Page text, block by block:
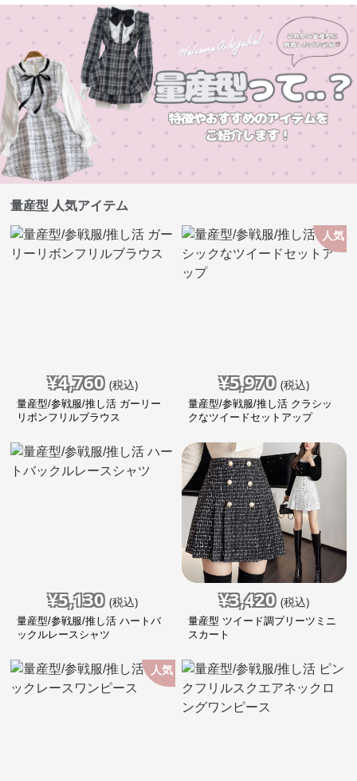
量産型 人気アイテム
¥4,760 (税込)
量産型/参戦服/推し活 ガーリー
リボンフリルブラウス
人気
¥5,970 (税込)
量産型/参戦服/推し活 クラシッ
クなツイードセットアップ
¥5,130 (税込)
量産型/参戦服/推し活 ハートバ
ックルレースシャツ
¥3,420 (税込)
量産型 ツイード調プリーツミニ
スカート
人気